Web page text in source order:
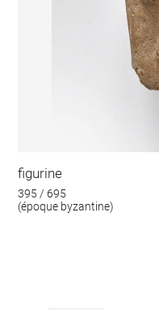
figurine
395 / 695
(époque byzantine)